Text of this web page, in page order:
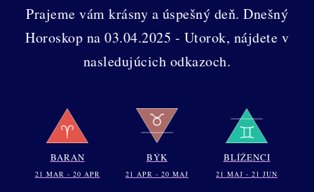
Prajeme vám krásny a úspešný deň. Dnešný
Horoskop na 03.04.2025 - Utorok, nájdete v
nasledujúcich odkazoch.
BARAN
21 MAR - 20 APR
BÝK
21 APR - 20 MAJ
BLÍŽENCI
21 MAJ - 21 JUN